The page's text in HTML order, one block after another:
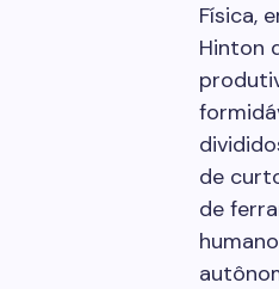
Física,
Hinton
de
de